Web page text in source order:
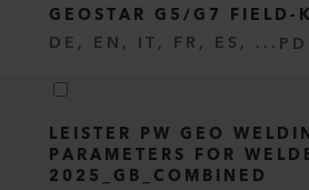
GEOSTAR G5/G7 FIELD-
DE, EN, IT, FR, ES, ...
LEISTER PW GEO
PARAMETERS FOR
2025_GB_COMBINED